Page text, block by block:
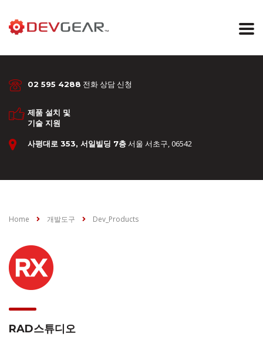
02 595 4288 전화 상담 신청
제품 설치 및
기술 지원
사평대로 353, 서일빌딩 7층서울 서초구, 06542
Home 개발도구 Dev_Products
RAD스튜디오